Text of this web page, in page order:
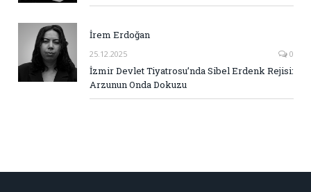
İrem Erdoğan
25.12.2025 0
İzmir Devlet Tiyatrosu’nda Sibel Erdenk Rejisi:
Arzunun Onda Dokuzu